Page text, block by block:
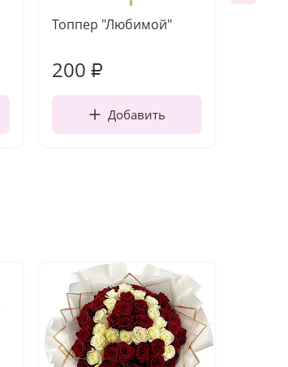
Топпер "Любимой"
200 ₽
Добавить